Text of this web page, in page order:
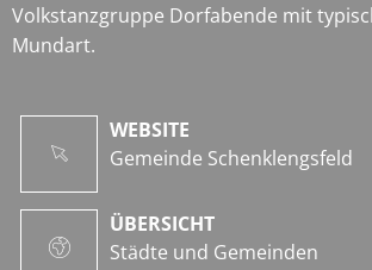
Volkstanzgruppe Dorfabende mit
Mundart.
WEBSITE
Gemeinde Schenklengsfeld
ÜBERSICHT
Städte und Gemeinden